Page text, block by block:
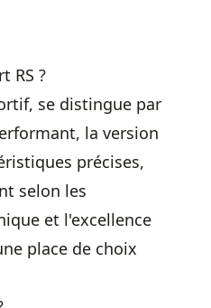
RS ?
se distingue par
la version
précises,
selon les
et l'excellence
place de choix